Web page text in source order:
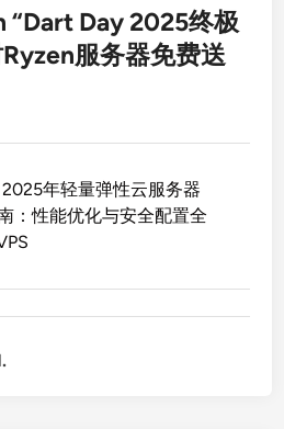
“Dart Day 2025终极
服务器免费送
2025年轻量弹性云服务器
：性能优化与安全配置全